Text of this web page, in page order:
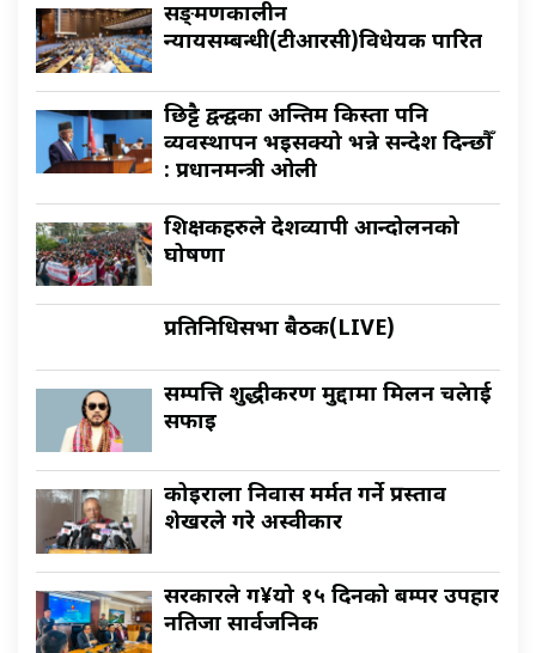
सङ्क्रमणकालीन
न्यायसम्बन्धी(टीआरसी)विधेयक पारित
छिट्टै द्वन्द्वका अन्तिम किस्ता पनि
व्यवस्थापन भइसक्यो भन्ने सन्देश दिन्छौँ
: प्रधानमन्त्री ओली
शिक्षकहरुले देशव्यापी आन्दोलनको
घोषणा
प्रतिनिधिसभा बैठक(LIVE)
सम्पत्ति शुद्धीकरण मुद्दामा मिलन चक्रेलाई
सफाइ
कोइराला निवास मर्मत गर्ने प्रस्ताव
शेखरले गरे अस्वीकार
सरकारले ग¥यो १५ दिनको बम्पर उपहार
नतिजा सार्वजनिक